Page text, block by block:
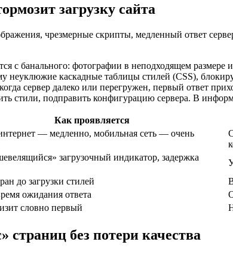
загрузку сайта
чрезмерные скрипты, медленный ответ
с банального: фотографии в неподходящем
неуклюжие каскадные таблицы стилей (CSS),
сервер далеко или перегружен, первый ответ
стили, подправить конфигурацию сервера. В
Как проявляется
— медленно, мобильная сеть — очень
загрузочный индикатор, задержка
до загрузки стилей
ожидания ответа
словно первый
страниц без потери качества